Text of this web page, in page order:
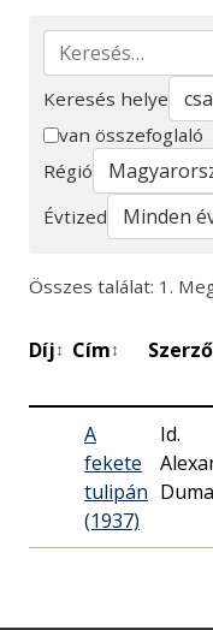
Keresés
Keresés helye
van összefoglaló
Régió
Évtized
Összes találat: 1.
Díj↕ Cím↕ Szerző
A
fekete
tulipán
(1937)
Id.